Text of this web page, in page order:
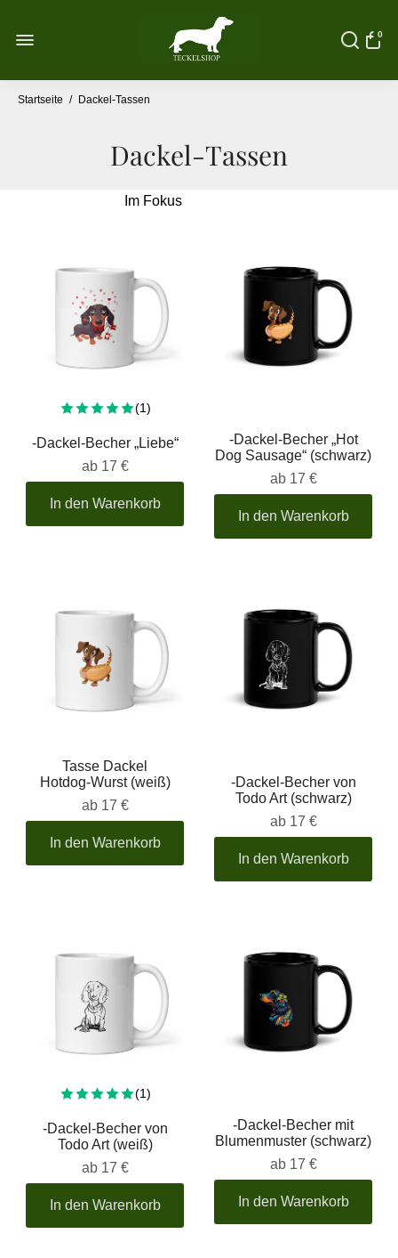
0
Startseite / Dackel-Tassen
Dackel-Tassen
(1)Insgesamt 1 Bewertung
-Dackel-Becher „Liebe“
ab 17 €
In den Warenkorb
-Dackel-Becher „Hot
Dog Sausage“ (schwarz)
ab 17 €
In den Warenkorb
Tasse Dackel
Hotdog-Wurst (weiß)
ab 17 €
In den Warenkorb
-Dackel-Becher von
Todo Art (schwarz)
ab 17 €
In den Warenkorb
(1)Insgesamt 1 Bewertung
-Dackel-Becher von
Todo Art (weiß)
ab 17 €
In den Warenkorb
-Dackel-Becher mit
Blumenmuster (schwarz)
ab 17 €
In den Warenkorb